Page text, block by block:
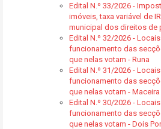
Edital N.º 33/2026 -
imóveis, taxa variável de
municipal dos direitos de
Edital N.º 32/2026 -
funcionamento das
que nelas votam - Runa
Edital N.º 31/2026 -
funcionamento das
que nelas votam - Maceira
Edital N.º 30/2026 -
funcionamento das
que nelas votam - Dois